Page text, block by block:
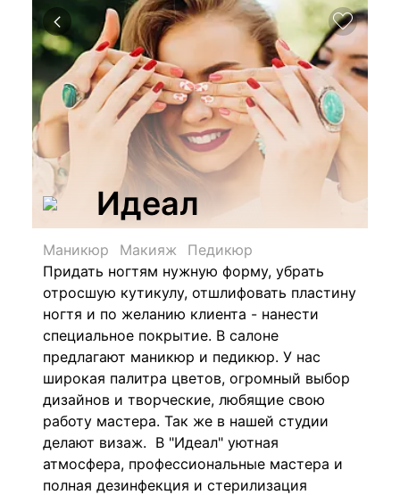
Идеал
Маникюр Макияж
Педикюр
Придать ногтям нужную форму, убрать
отросшую кутикулу, отшлифовать пластину
ногтя и по желанию клиента - нанести
специальное покрытие. В салоне
предлагают маникюр и педикюр. У нас
широкая палитра цветов, огромный выбор
дизайнов и творческие, любящие свою
работу мастера. Так же в нашей студии
делают визаж. В "Идеал" уютная
атмосфера, профессиональные мастера и
полная дезинфекция и стерилизация